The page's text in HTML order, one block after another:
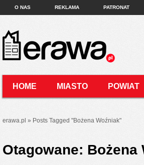
O NAS REKLAMA PATRONAT
HOME MIASTO POWIAT
erawa.pl » Posts Tagged "Bożena Woźniak"
Otagowane: Bożena